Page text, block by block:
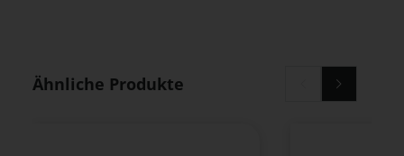
Produktgalerie überspringen
Ähnliche Produkte